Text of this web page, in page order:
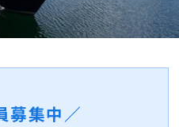
募集中／